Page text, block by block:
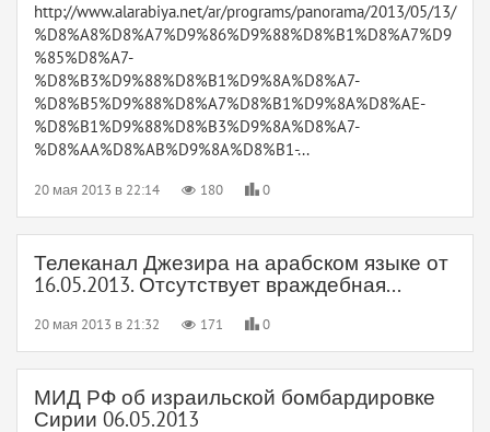
http://www.alarabiya.net/ar/programs/panorama/2013/05/13/
%D8%A8%D8%A7%D9%86%D9%88%D8%B1%D8%A7%D9
%85%D8%A7-
%D8%B3%D9%88%D8%B1%D9%8A%D8%A7-
%D8%B5%D9%88%D8%A7%D8%B1%D9%8A%D8%AE-
%D8%B1%D9%88%D8%B3%D9%8A%D8%A7-
%D8%AA%D8%AB%D9%8A%D8%B1-...
20 мая 2013 в 22:14 180 0
Телеканал Джезира на арабском языке от
16.05.2013. Отсутствует враждебная...
20 мая 2013 в 21:32 171 0
МИД РФ об израильской бомбардировке
Сирии 06.05.2013